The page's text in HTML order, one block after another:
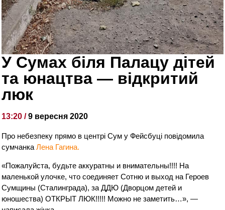
У Сумах біля Палацу дітей
та юнацтва — відкритий
люк
13:20 /9 вересня 2020
Про небезпеку прямо в центрі Сум у Фейсбуці повідомила
сумчанкаЛена Гагина.
«Пожалуйста, будьте аккуратны и внимательны!!!! На
маленькой улочке, что соединяет Сотню и выход на Героев
Сумщины (Сталинграда), за ДДЮ (Дворцом детей и
юношества) ОТКРЫТ ЛЮК!!!!! Можно не заметить…», —